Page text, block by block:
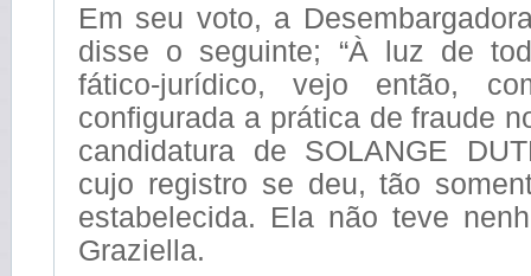
Em seu voto, a
disse o seguinte; “À luz de
fático-jurídico, vejo então,
configurada a prática de fraude
candidatura de SOLANGE
cujo registro se deu, tão
estabelecida. Ela não teve
Graziella.